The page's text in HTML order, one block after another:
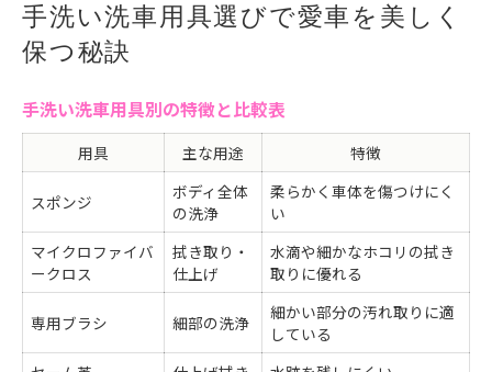
手洗い洗車の手順と注意点を筑西市で学ぶ
初めての手洗い洗車におすすめの用具
手洗い洗車と機械洗車の違いを筑西市で体感
効率的な手洗い洗車を叶える道具選び
洗車効率を上げる用具の比較と選び方
時短に役立つ手洗い洗車グッズの特徴
手洗い洗車で失敗しない道具の選定術
効率派が選ぶ手洗い洗車用具のポイント
用具選びで差がつく手洗い洗車のコツ
愛車の輝きを守る洗車方法を解説
洗車用具ごとの仕上がり比較一覧
手洗い洗車用具選びで愛車を美しく
保つ秘訣
手洗い洗車用具別の特徴と比較表
用具 主な用途 特徴
スポンジ
ボディ全体
の洗浄
柔らかく車体を傷つけにく
い
マイクロファイバ
ークロス
拭き取り・
仕上げ
水滴や細かなホコリの拭き
取りに優れる
専用ブラシ 細部の洗浄
細かい部分の汚れ取りに適
している